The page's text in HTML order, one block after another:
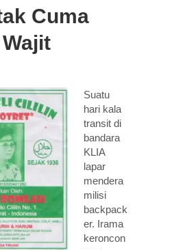
Cuma
Suatu
hari kala
transit di
bandara
KLIA
lapar
mendera
milisi
backpack
er. Irama
keroncon